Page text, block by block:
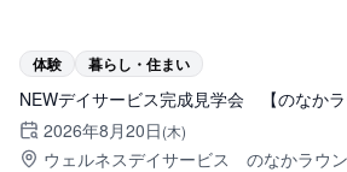
旭川市
体験 暮らし・住まい
NEWデイサービス完成見学会 【のなかラ
2026年8月20日(木)
ウェルネスデイサービス のなかラウ